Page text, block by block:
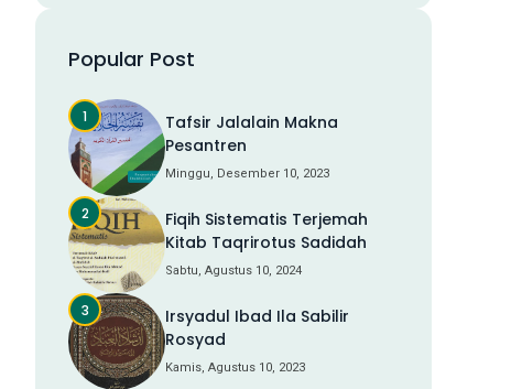
Popular Post
Tafsir Jalalain Makna
Pesantren
Minggu, Desember 10, 2023
Fiqih Sistematis Terjemah
Kitab Taqrirotus Sadidah
Sabtu, Agustus 10, 2024
Irsyadul Ibad Ila Sabilir
Rosyad
Kamis, Agustus 10, 2023